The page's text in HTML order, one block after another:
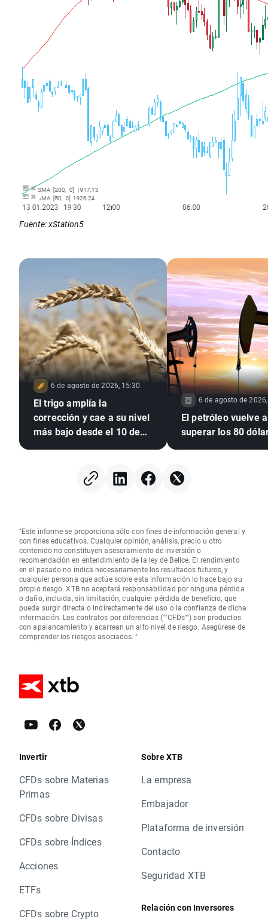
Fuente: xStation5
6 de agosto de 2026, 15:30
El trigo amplía la
corrección y cae a su nivel
más bajo desde el 10 de
6 de agosto de
El petróleo vuelve a
superar los 80
"Este informe se proporciona sólo con fines de información general y
con fines educativos. Cualquier opinión, análisis, precio u otro
contenido no constituyen asesoramiento de inversión o
recomendación en entendimiento de la ley de Belice. El rendimiento
en el pasado no indica necesariamente los resultados futuros, y
cualquier persona que actúe sobre esta información lo hace bajo su
propio riesgo. XTB no aceptará responsabilidad por ninguna pérdida
o daño, incluida, sin limitación, cualquier pérdida de beneficio, que
pueda surgir directa o indirectamente del uso o la confianza de dicha
información. Los contratos por diferencias (""CFDs"") son productos
con apalancamiento y acarrean un alto nivel de riesgo. Asegúrese de
comprender los riesgos asociados. "
Invertir
CFDs sobre Materias
Primas
CFDs sobre Divisas
CFDs sobre Índices
Acciones
ETFs
CFDs sobre Crypto
Sobre XTB
La empresa
Embajador
Plataforma de inversión
Contacto
Seguridad XTB
Relación con Inversores